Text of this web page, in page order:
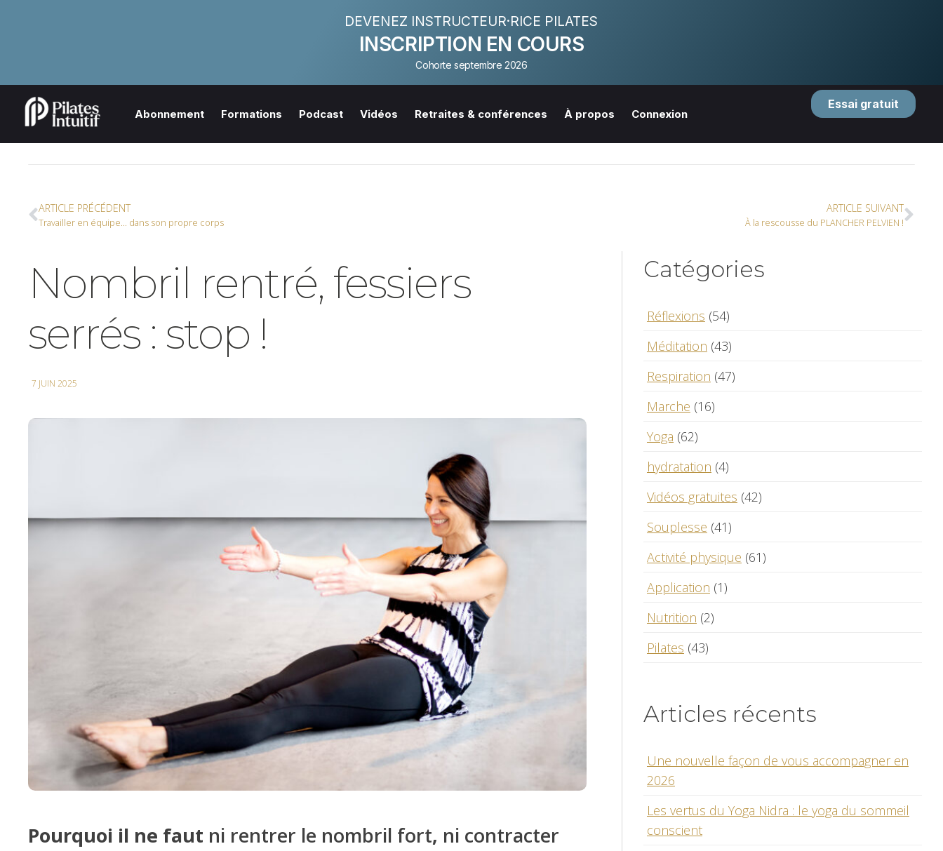
DEVENEZ INSTRUCTEUR·RICE PILATES
INSCRIPTION EN COURS
Cohorte septembre 2026
Abonnement Formations Podcast Vidéos Retraites & conférences À propos Connexion
Essai gratuit
ARTICLE PRÉCÉDENT
Travailler en équipe… dans son propre corps
ARTICLE SUIVANT
À la rescousse du PLANCHER PELVIEN !
Nombril rentré, fessiers
serrés : stop !
7 JUIN 2025
Pourquoi il ne faut ni rentrer le nombril fort, ni contracter
Catégories
Réflexions (54)
Méditation (43)
Respiration (47)
Marche (16)
Yoga (62)
hydratation (4)
Vidéos gratuites (42)
Souplesse (41)
Activité physique (61)
Application (1)
Nutrition (2)
Pilates (43)
Articles récents
Une nouvelle façon de vous accompagner en
2026
Les vertus du Yoga Nidra : le yoga du sommeil
conscient